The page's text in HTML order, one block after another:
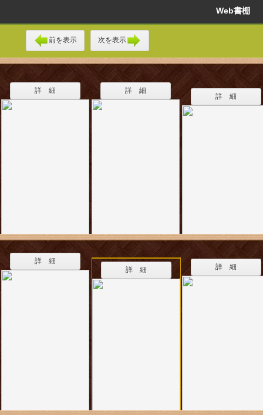
Web書棚
前を表示 次を表示
詳 細 詳 細
詳 細
詳 細
詳 細
詳 細